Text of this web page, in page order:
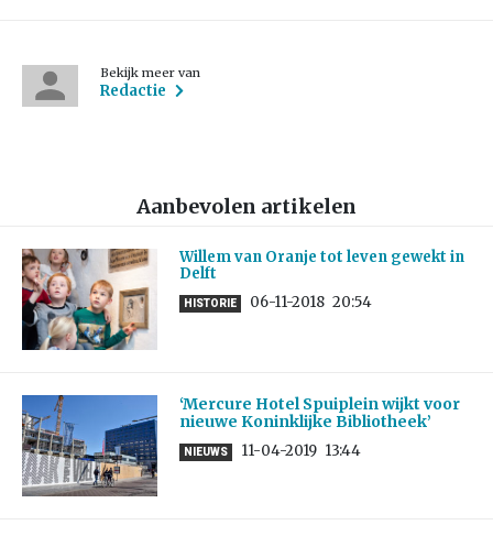
Bekijk meer van
Redactie
Aanbevolen artikelen
Willem van Oranje tot leven gewekt in
Delft
HISTORIE 06-11-2018 20:54
‘Mercure Hotel Spuiplein wijkt voor
nieuwe Koninklijke Bibliotheek’
NIEUWS 11-04-2019 13:44